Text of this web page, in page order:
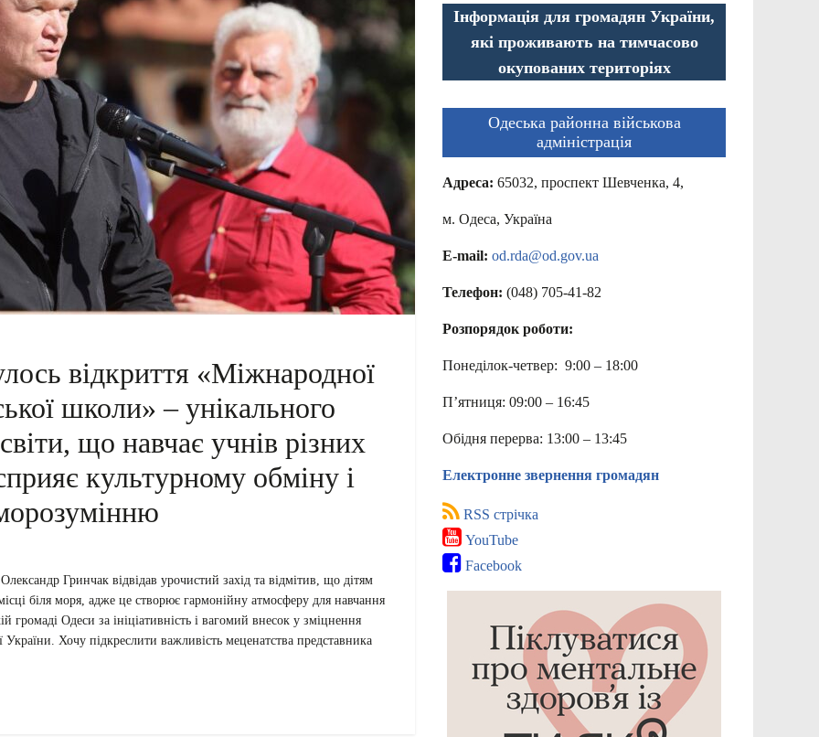
відкриття «Міжнародної
школи» – унікального
що навчає учнів різних
культурному обміну і
Гринчак відвідав урочистий захід та відмітив, що дітям
біля моря, адже це створює гармонійну атмосферу для навчання
громаді Одеси за ініціативність і вагомий внесок у зміцнення
Хочу підкреслити важливість меценатства представника
Інформація для громадян України,
які проживають на тимчасово
окупованих територіях
Одеська районна військова
адміністрація
Адреса: 65032, проспект Шевченка, 4,
м. Одеса, Україна
E-mail: od.rda@od.gov.ua
Телефон: (048) 705-41-82
Розпорядок роботи:
Понеділок-четвер: 9:00 – 18:00
П’ятниця: 09:00 – 16:45
Обідня перерва: 13:00 – 13:45
Електронне звернення громадян
RSS стрічка
YouTube
Facebook